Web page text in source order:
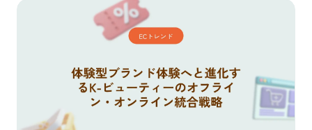
率化を超え、新たな信頼の基準になりつつあります。